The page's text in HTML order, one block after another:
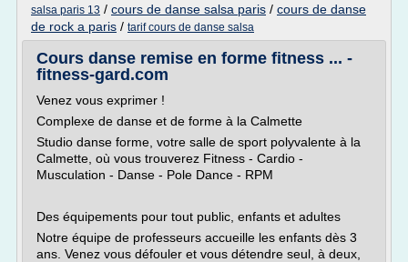
salsa paris 13 / cours de danse salsa paris / cours de danse
de rock a paris / tarif cours de danse salsa
Cours danse remise en forme fitness ... -
fitness-gard.com
Venez vous exprimer !
Complexe de danse et de forme à la Calmette
Studio danse forme, votre salle de sport polyvalente à la
Calmette, où vous trouverez Fitness - Cardio -
Musculation - Danse - Pole Dance - RPM
Des équipements pour tout public, enfants et adultes
Notre équipe de professeurs accueille les enfants dès 3
ans. Venez vous défouler et vous détendre seul, à deux,